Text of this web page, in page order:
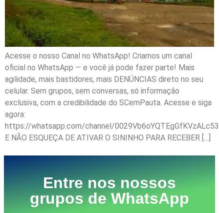
Acesse o nosso Canal no WhatsApp! Criamos um canal
oficial no WhatsApp — e você já pode fazer parte! Mais
agilidade, mais bastidores, mais DENÚNCIAS direto no seu
celular. Sem grupos, sem conversas, só informação
exclusiva, com a credibilidade do SCemPauta. Acesse e siga
agora:
https://whatsapp.com/channel/
E NÃO ESQUEÇA DE ATIVAR O SININHO PARA RECEBER […]
Entre nos nossos
grupos de WhatsApp